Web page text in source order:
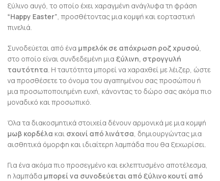
ξύλινο αυγό, το οποίο έχει χαραγμένη ανάγλυφα τη φράση
“Happy Easter”, προσθέτοντας μια κομψή και εορταστική
πινελιά.
Συνοδεύεται από ένα μπρελόκ σε απόχρωση ροζ χρυσού,
στο οποίο είναι συνδεδεμένη μια ξύλινη, στρογγυλή
ταυτότητα. Η ταυτότητα μπορεί να χαραχθεί με λέιζερ, ώστε
να προσθέσετε το όνομα του αγαπημένου σας προσώπου ή
μια προσωποποιημένη ευχή, κάνοντας το δώρο σας ακόμα πιο
μοναδικό και προσωπικό.
Όλα τα διακοσμητικά στοιχεία δένουν αρμονικά με μια κομψή
μωβ κορδέλα και σχοινί από λινάτσα, δημιουργώντας μια
αισθητικά όμορφη και ιδιαίτερη λαμπάδα που θα ξεχωρίσει.
Για ένα ακόμα πιο προσεγμένο και εκλεπτυσμένο αποτέλεσμα,
η λαμπάδα μπορεί να συνοδεύεται από ξύλινο κουτί από